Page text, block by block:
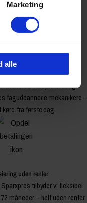
Marketing
alle
samlet & køreklar
100% samlet, justeret og
faguddannede mekanikere –
køre fra første dag
uden renter
tilbyder vi fleksibel
måneder – helt uden renter